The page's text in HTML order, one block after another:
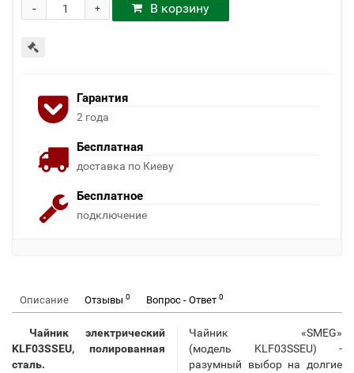
+
- В корзину
Гарантия
2 года
Бесплатная
доставка по Киеву
Бесплатное
подключение
Описание Отзывы 0 Вопрос - Ответ 0
Чайник электрический
KLF03SSEU, полированная
сталь.
Чайник «SMEG»
(модель KLF03SSEU) -
разумный выбор на долгие